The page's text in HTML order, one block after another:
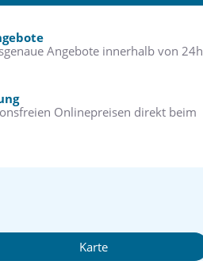
Angebote innerhalb von 24h
Onlinepreisen direkt beim
Karte